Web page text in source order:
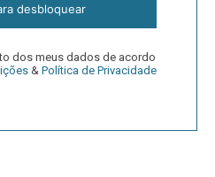
desbloquear
dos meus dados de acordo
& Política de Privacidade